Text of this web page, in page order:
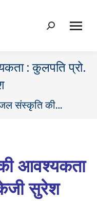
Search:
: कुलपति प्रो.
संस्कृति की…
आवश्यकता
सुरेश